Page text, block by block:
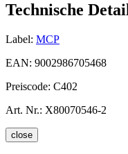
Technische
Label: MCP
EAN: 9002986705468
Preiscode: C402
Art. Nr.: X80070546-2
close